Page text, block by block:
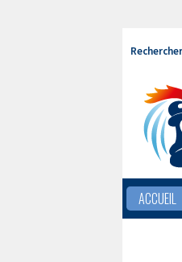
ACCUEIL